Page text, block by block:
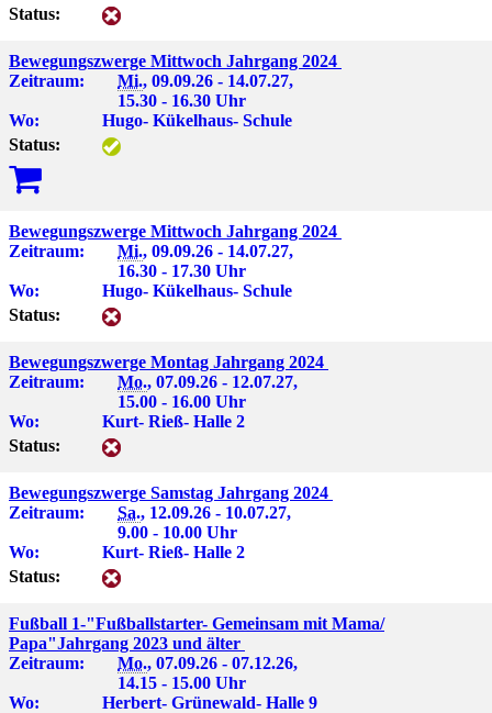
Status:
Bewegungszwerge Mittwoch Jahrgang 2024
Zeitraum:
Mi., 09.09.26 - 14.07.27,
15.30 - 16.30 Uhr
Wo:
Hugo- Kükelhaus- Schule
Status:
Bewegungszwerge Mittwoch Jahrgang 2024
Zeitraum:
Mi., 09.09.26 - 14.07.27,
16.30 - 17.30 Uhr
Wo:
Hugo- Kükelhaus- Schule
Status:
Bewegungszwerge Montag Jahrgang 2024
Zeitraum:
Mo., 07.09.26 - 12.07.27,
15.00 - 16.00 Uhr
Wo:
Kurt- Rieß- Halle 2
Status:
Bewegungszwerge Samstag Jahrgang 2024
Zeitraum:
Sa., 12.09.26 - 10.07.27,
9.00 - 10.00 Uhr
Wo:
Kurt- Rieß- Halle 2
Status:
Fußball 1-"Fußballstarter- Gemeinsam mit Mama/
Papa"Jahrgang 2023 und älter
Zeitraum:
Mo., 07.09.26 - 07.12.26,
14.15 - 15.00 Uhr
Wo:
Herbert- Grünewald- Halle 9